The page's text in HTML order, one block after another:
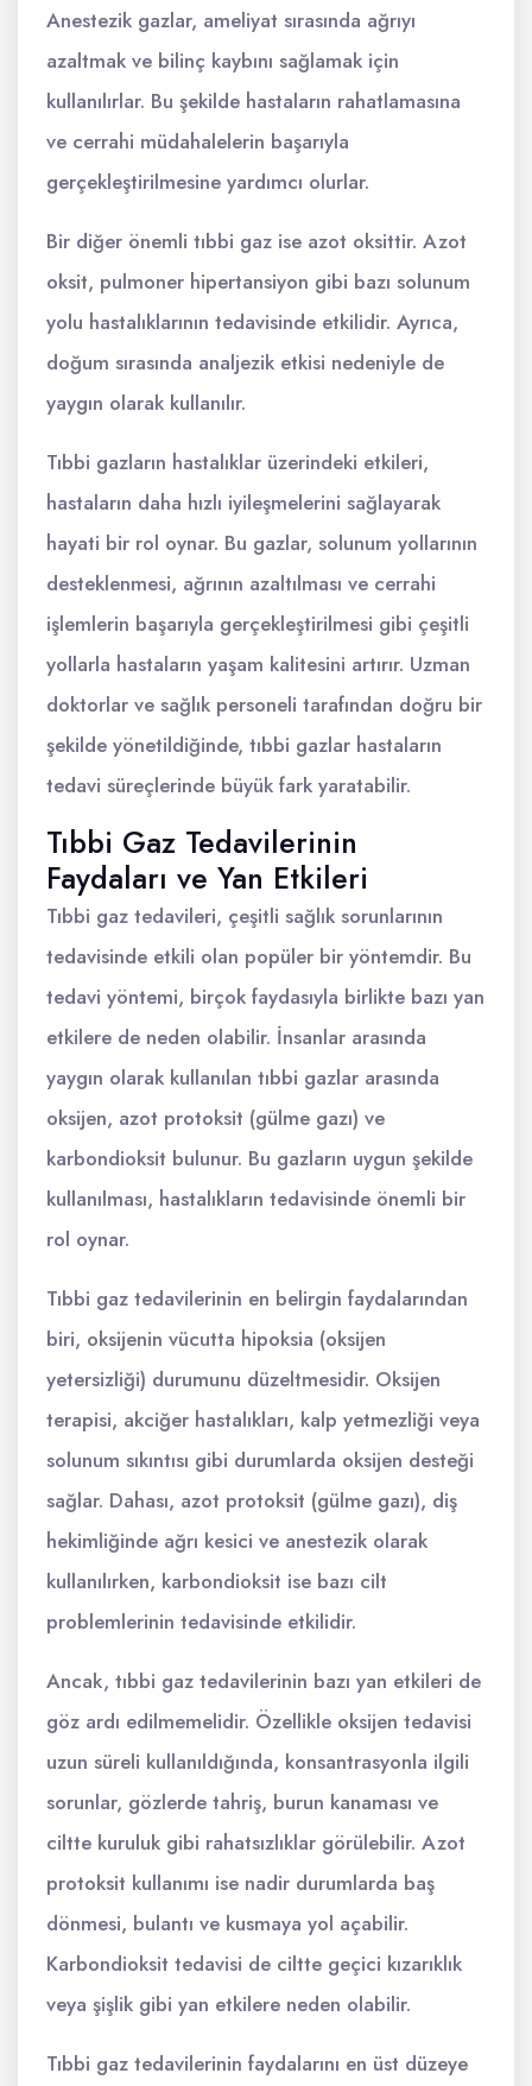
Anestezik gazlar, ameliyat sırasında ağrıyı
azaltmak ve bilinç kaybını sağlamak için
kullanılırlar. Bu şekilde hastaların rahatlamasına
ve cerrahi müdahalelerin başarıyla
gerçekleştirilmesine yardımcı olurlar.
Bir diğer önemli tıbbi gaz ise azot oksittir. Azot
oksit, pulmoner hipertansiyon gibi bazı solunum
yolu hastalıklarının tedavisinde etkilidir. Ayrıca,
doğum sırasında analjezik etkisi nedeniyle de
yaygın olarak kullanılır.
Tıbbi gazların hastalıklar üzerindeki etkileri,
hastaların daha hızlı iyileşmelerini sağlayarak
hayati bir rol oynar. Bu gazlar, solunum yollarının
desteklenmesi, ağrının azaltılması ve cerrahi
işlemlerin başarıyla gerçekleştirilmesi gibi çeşitli
yollarla hastaların yaşam kalitesini artırır. Uzman
doktorlar ve sağlık personeli tarafından doğru bir
şekilde yönetildiğinde, tıbbi gazlar hastaların
tedavi süreçlerinde büyük fark yaratabilir.
Tıbbi Gaz Tedavilerinin
Faydaları ve Yan Etkileri
Tıbbi gaz tedavileri, çeşitli sağlık sorunlarının
tedavisinde etkili olan popüler bir yöntemdir. Bu
tedavi yöntemi, birçok faydasıyla birlikte bazı yan
etkilere de neden olabilir. İnsanlar arasında
yaygın olarak kullanılan tıbbi gazlar arasında
oksijen, azot protoksit (gülme gazı) ve
karbondioksit bulunur. Bu gazların uygun şekilde
kullanılması, hastalıkların tedavisinde önemli bir
rol oynar.
Tıbbi gaz tedavilerinin en belirgin faydalarından
biri, oksijenin vücutta hipoksia (oksijen
yetersizliği) durumunu düzeltmesidir. Oksijen
terapisi, akciğer hastalıkları, kalp yetmezliği veya
solunum sıkıntısı gibi durumlarda oksijen desteği
sağlar. Dahası, azot protoksit (gülme gazı), diş
hekimliğinde ağrı kesici ve anestezik olarak
kullanılırken, karbondioksit ise bazı cilt
problemlerinin tedavisinde etkilidir.
Ancak, tıbbi gaz tedavilerinin bazı yan etkileri de
göz ardı edilmemelidir. Özellikle oksijen tedavisi
uzun süreli kullanıldığında, konsantrasyonla ilgili
sorunlar, gözlerde tahriş, burun kanaması ve
ciltte kuruluk gibi rahatsızlıklar görülebilir. Azot
protoksit kullanımı ise nadir durumlarda baş
dönmesi, bulantı ve kusmaya yol açabilir.
Karbondioksit tedavisi de ciltte geçici kızarıklık
veya şişlik gibi yan etkilere neden olabilir.
Tıbbi gaz tedavilerinin faydalarını en üst düzeye